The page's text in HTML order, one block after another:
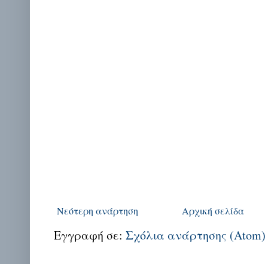
Νεότερη ανάρτηση Αρχική σελίδα
Εγγραφή σε: Σχόλια ανάρτησης (Atom)